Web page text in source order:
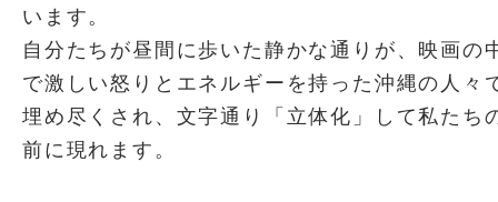
います。
自分たちが昼間に歩いた静かな通りが、映画の
で激しい怒りとエネルギーを持った沖縄の人々
埋め尽くされ、文字通り「立体化」して私たち
前に現れます。